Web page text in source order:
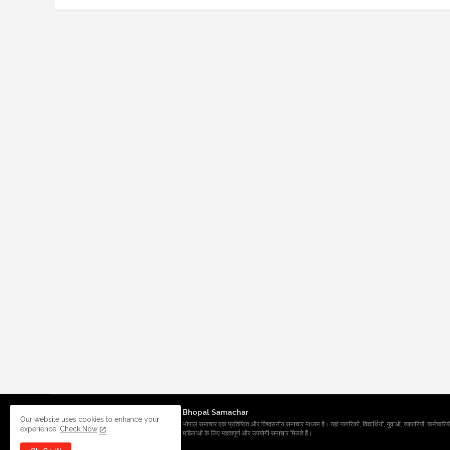
Bhopal Samachar
भोपाल समाचार एक प्रतिष्ठित और विश्वसनीय समाचार माध्यम है। यहां नागरिकों, विद्यार्थियों, युवाओं, व्यापारियों,
महिलाओं के लिए महत्वपूर्ण और उपयोगी समाचार मिलते हैं।
Our website uses cookies to enhance your
experience. Check Now